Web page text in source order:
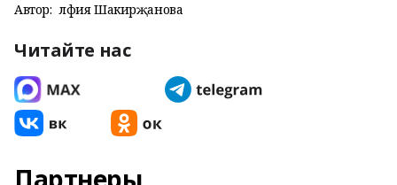
Автор: Әлфия Шакирҗанова
Читайте нас